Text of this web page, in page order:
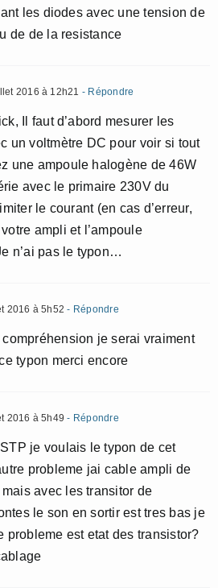
les diodes avec une tension de
de de la resistance
2016 à 12h21 - Répondre
Il faut d’abord mesurer les
un voltmètre DC pour voir si tout
une ampoule halogène de 46W
avec le primaire 230V du
le courant (en cas d’erreur,
ampli et l’ampoule
n’ai pas le typon…
2016 à 5h52 - Répondre
je serai vraiment
typon merci encore
2016 à 5h49 - Répondre
je voulais le typon de cet
probleme jai cable ampli de
avec les transitor de
le son en sortir est tres bas je
probleme est etat des transistor?